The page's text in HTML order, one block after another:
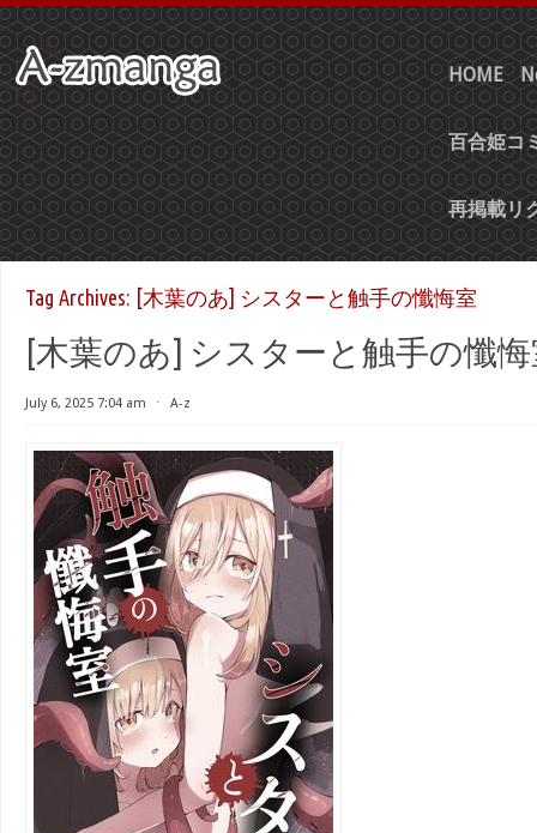
HOME
百合姫コ
再掲載リ
Tag Archives: [木葉のあ] シスターと触手の懺悔室
[木葉のあ] シスターと触手の懺
July 6, 2025 7:04 am ⋅ A-z